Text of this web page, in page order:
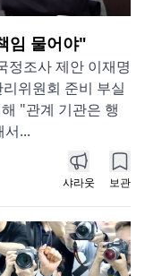
임 물어야"
정조사 제안 이재명
위원회 준비 부실
"관계 기관은 행
서...
샤라웃 보관